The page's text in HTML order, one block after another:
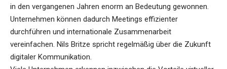
in den vergangenen Jahren enorm an Bedeutung gewonnen.
Unternehmen können dadurch Meetings effizienter
durchführen und internationale Zusammenarbeit
vereinfachen. Nils Britze spricht regelmäßig über die Zukunft
digitaler Kommunikation.